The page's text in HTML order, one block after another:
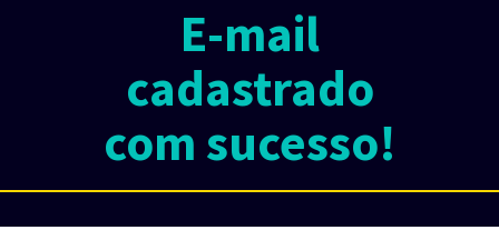
E-mail
cadastrado
com sucesso!